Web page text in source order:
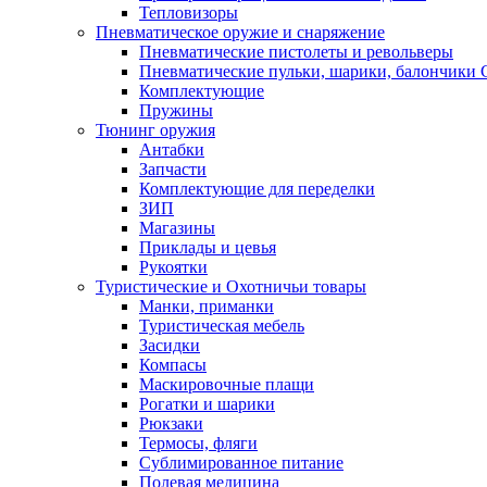
Тепловизоры
Пневматическое оружие и снаряжение
Пневматические пистолеты и револьверы
Пневматические пульки, шарики, балончики
Комплектующие
Пружины
Тюнинг оружия
Антабки
Запчасти
Комплектующие для переделки
ЗИП
Магазины
Приклады и цевья
Рукоятки
Туристические и Охотничьи товары
Манки, приманки
Туристическая мебель
Засидки
Компасы
Маскировочные плащи
Рогатки и шарики
Рюкзаки
Термосы, фляги
Сублимированное питание
Полевая медицина